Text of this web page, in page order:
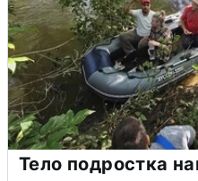
Тело подростка